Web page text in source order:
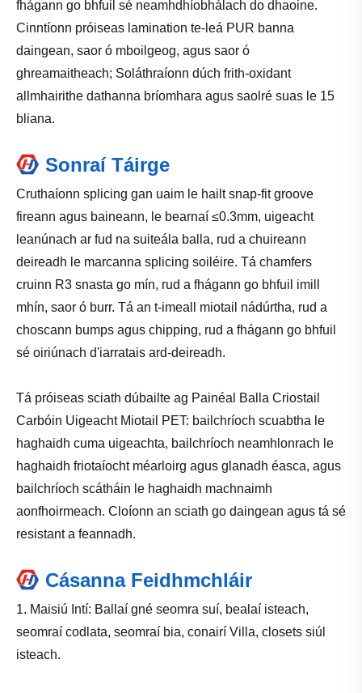
fhágann go bhfuil sé neamhdhíobhálach do dhaoine.
Cinntíonn próiseas lamination te-leá PUR banna
daingean, saor ó mboilgeog, agus saor ó
ghreamaitheach; Soláthraíonn dúch frith-oxidant
allmhairithe dathanna bríomhara agus saolré suas le 15
bliana.
Sonraí Táirge
Cruthaíonn splicing gan uaim le hailt snap-fit ​​groove
fireann agus baineann, le bearnaí ≤0.3mm, uigeacht
leanúnach ar fud na suiteála balla, rud a chuireann
deireadh le marcanna splicing soiléire. Tá chamfers
cruinn R3 snasta go mín, rud a fhágann go bhfuil imill
mhín, saor ó burr. Tá an t-imeall miotail nádúrtha, rud a
choscann bumps agus chipping, rud a fhágann go bhfuil
sé oiriúnach d'iarratais ard-deireadh.
Tá próiseas sciath dúbailte ag Painéal Balla Criostail
Carbóin Uigeacht Miotail PET: bailchríoch scuabtha le
haghaidh cuma uigeachta, bailchríoch neamhlonrach le
haghaidh friotaíocht méarloirg agus glanadh éasca, agus
bailchríoch scátháin le haghaidh machnaimh
aonfhoirmeach. Cloíonn an sciath go daingean agus tá sé
resistant a feannadh.
Cásanna Feidhmchláir
1. Maisiú Intí: Ballaí gné seomra suí, bealaí isteach,
seomraí codlata, seomraí bia, conairí Villa, closets siúl
isteach.